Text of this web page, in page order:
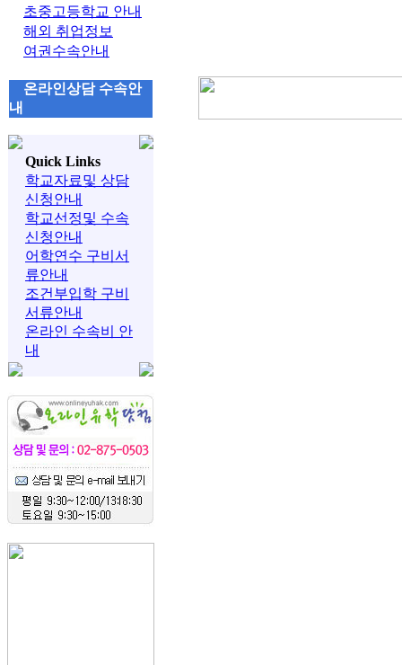
초중고등학교 안내
해외 취업정보
여권수속안내
온라인상담 수속안
내
Quick Links
학교자료및 상담
신청안내
학교선정및 수속
신청안내
어학연수 구비서
류안내
조건부입학 구비
서류안내
온라인 수속비 안
내